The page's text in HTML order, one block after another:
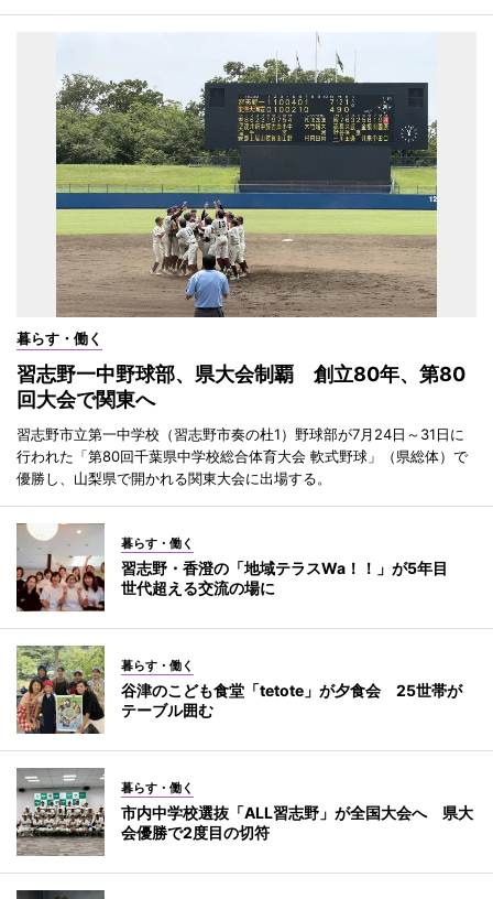
暮らす・働く
習志野一中野球部、県大会制覇 創立80年、第80
回大会で関東へ
習志野市立第一中学校（習志野市奏の杜1）野球部が7月24日～31日に
行われた「第80回千葉県中学校総合体育大会 軟式野球」（県総体）で
優勝し、山梨県で開かれる関東大会に出場する。
暮らす・働く
習志野・香澄の「地域テラスWa！！」が5年目
世代超える交流の場に
暮らす・働く
谷津のこども食堂「tetote」が夕食会 25世帯が
テーブル囲む
暮らす・働く
市内中学校選抜「ALL習志野」が全国大会へ 県大
会優勝で2度目の切符